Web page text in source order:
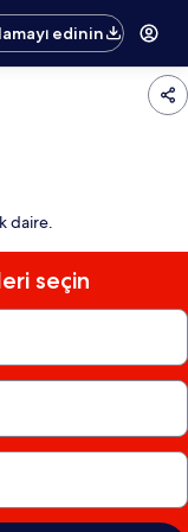
edinin
daire.
seçin